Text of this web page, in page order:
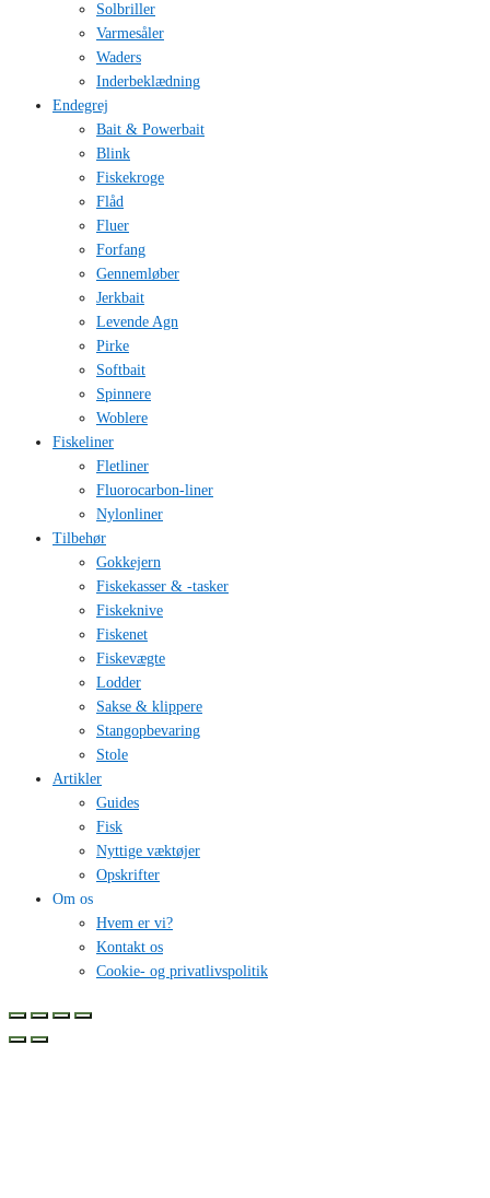
Solbriller
Varmesåler
Waders
Inderbeklædning
Endegrej
Bait & Powerbait
Blink
Fiskekroge
Flåd
Fluer
Forfang
Gennemløber
Jerkbait
Levende Agn
Pirke
Softbait
Spinnere
Woblere
Fiskeliner
Fletliner
Fluorocarbon-liner
Nylonliner
Tilbehør
Gokkejern
Fiskekasser & -tasker
Fiskeknive
Fiskenet
Fiskevægte
Lodder
Sakse & klippere
Stangopbevaring
Stole
Artikler
Guides
Fisk
Nyttige væktøjer
Opskrifter
Om os
Hvem er vi?
Kontakt os
Cookie- og privatlivspolitik